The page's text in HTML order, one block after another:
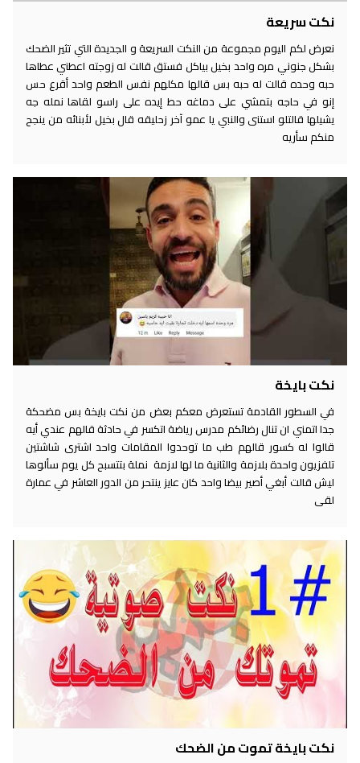
نكت سريعة
نعرض لكم اليوم مجموعة من النكت السريعة و الجديدة التي تثير الضحك
بشكل جنوني مره واحد بخيل بياكل فستق قالت له زوجته اعطني عطاها
حبه وحده قالت له حبه بس قالها مكلهم نفس الطعم واحد أقرع حس
إنو في حاجه بتمشي على دماغه حط إيده على راسو لقاها نمله جه
يشيلها قالتلو استنى والنبي يا عمو آخر زحليقه قال بخيل لأبنائه من ينجح
منكم سأريه
نكت بايخة
في السطور القادمة تستعرض معكم بعض من نكت بايخة بس مضحكة
جدا اتمني ان تنال رضائكم مدرس رياضة اتكسر في حادثة قالهم عندي أيه
قالوا له كسور قالهم طب ما توحدوا المقامات واحد اشترى شاشتين
تلفزيون واحدة بلازمة والثانية ما لها لازمة نملة بتتسبح كل يوم سألوها
ليش قالت أبغي أصير بيضا واحد كان عايز ينتحر من الدور العاشر في عمارة
لقى
نكت بايخة تموت من الضحك